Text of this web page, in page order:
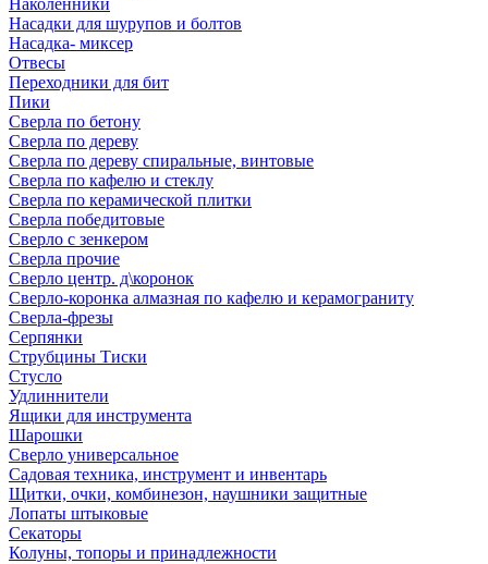
Наколенники
Насадки для шурупов и болтов
Насадка- миксер
Отвесы
Переходники для бит
Пики
Сверла по бетону
Сверла по дереву
Сверла по дереву спиральные, винтовые
Сверла по кафелю и стеклу
Сверла по керамической плитки
Сверла победитовые
Сверло с зенкером
Сверла прочие
Сверло центр. д\коронок
Сверло-коронка алмазная по кафелю и керамограниту
Сверла-фрезы
Серпянки
Струбцины Тиски
Стусло
Удлиннители
Ящики для инструмента
Шарошки
Сверло универсальное
Садовая техника, инструмент и инвентарь
Щитки, очки, комбинезон, наушники защитные
Лопаты штыковые
Секаторы
Колуны, топоры и принадлежности